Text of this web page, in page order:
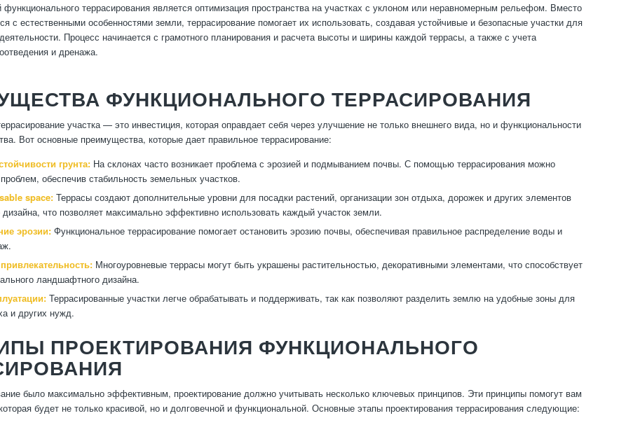
террасирования является оптимизация пространства на участках с уклоном или неравномерным рельефом. Вместо
с естественными особенностями земли, террасирование помогает их использовать, создавая устойчивые и безопасные участки для
Процесс начинается с грамотного планирования и расчета высоты и ширины каждой террасы, а также с учета
и дренажа.
ФУНКЦИОНАЛЬНОГО ТЕРРАСИРОВАНИЯ
участка — это инвестиция, которая оправдает себя через улучшение не только внешнего вида, но и функциональности
Вот основные преимущества, которые дает правильное террасирование:
грунта: На склонах часто возникает проблема с эрозией и подмыванием почвы. С помощью террасирования можно
обеспечив стабильность земельных участков.
space: Террасы создают дополнительные уровни для посадки растений, организации зон отдыха, дорожек и других элементов
что позволяет максимально эффективно использовать каждый участок земли.
эрозии: Функциональное террасирование помогает остановить эрозию почвы, обеспечивая правильное распределение воды и
Многоуровневые террасы могут быть украшены растительностью, декоративными элементами, что способствует
ландшафтного дизайна.
Террасированные участки легче обрабатывать и поддерживать, так как позволяют разделить землю на удобные зоны для
и других нужд.
ПРОЕКТИРОВАНИЯ ФУНКЦИОНАЛЬНОГО
было максимально эффективным, проектирование должно учитывать несколько ключевых принципов. Эти принципы помогут вам
будет не только красивой, но и долговечной и функциональной. Основные этапы проектирования террасирования следующие: